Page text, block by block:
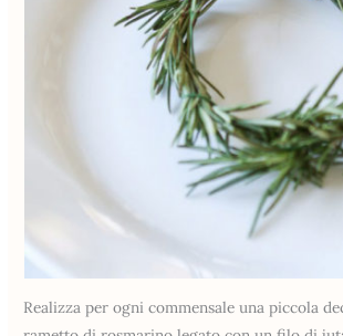
Realizza per ogni commensale una piccola